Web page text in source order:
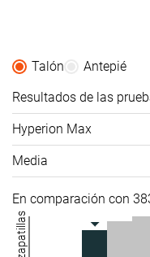
Talón
Antepié
Resultados de las
Hyperion Max
Media
En comparación con